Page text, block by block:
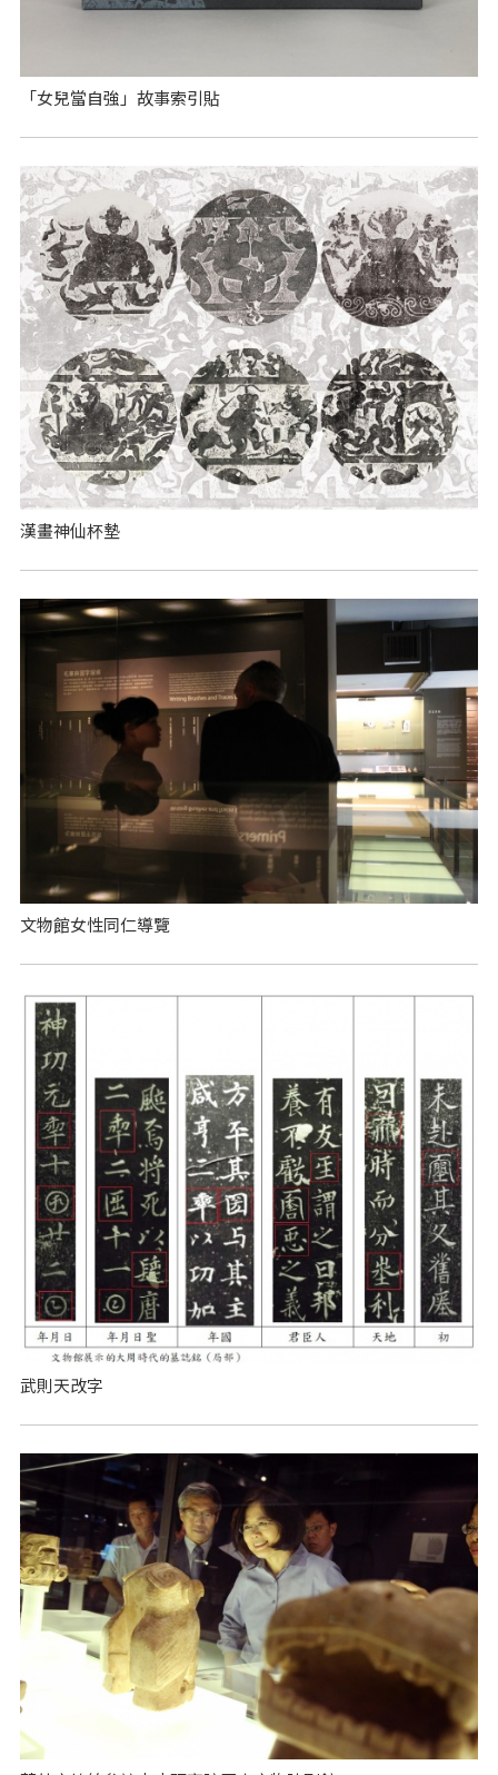
「女兒當自強」故事索引貼
漢畫神仙杯墊
文物館女性同仁導覽
武則天改字